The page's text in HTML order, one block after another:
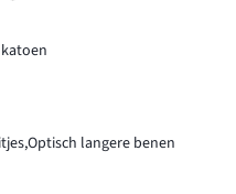
langere benen